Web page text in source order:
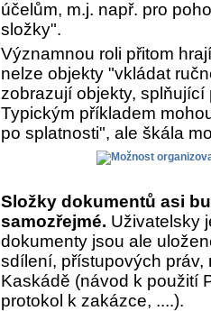
účelům, m.j. např. pro
složky".
Významnou roli přitom
nelze objekty "vkládat
zobrazují objekty,
Typickým příkladem
po splatnosti", ale škála
Složky dokumentů asi
samozřejmé. Uživatelsky
dokumenty jsou ale
sdílení, přístupových
Kaskádě (návod k použití
protokol k zakázce, ....).